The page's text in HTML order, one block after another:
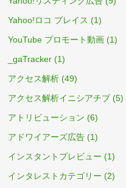
Yahoo!ロコ プレイス (1)
YouTube プロモート動画 (1)
_gaTracker (1)
アクセス解析 (49)
アクセス解析イニシアチブ (5)
アトリビューション (6)
アドワイアーズ広告 (1)
インスタントプレビュー (1)
インタレストカテゴリー (2)